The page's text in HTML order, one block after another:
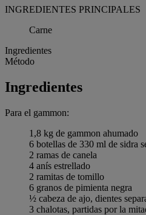
INGREDIENTES PRINCIPALES
Carne
Ingredientes
Método
Ingredientes
Para el gammon:
1,8 kg de gammon ahumado
6 botellas de 330 ml de sidra
2 ramas de canela
4 anís estrellado
2 ramitas de tomillo
6 granos de pimienta negra
½ cabeza de ajo, dientes
3 chalotas, partidas por la